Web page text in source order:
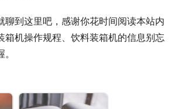
聊到这里吧，感谢你花时间阅读本站内
箱机操作规程、饮料装箱机的信息别忘